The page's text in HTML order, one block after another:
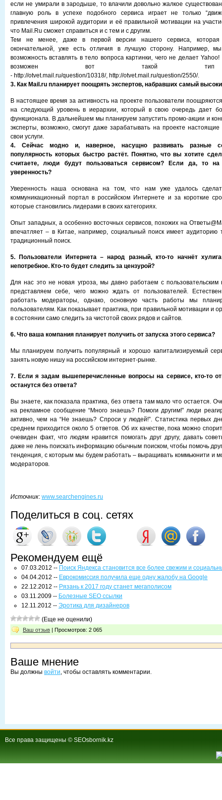
если не умирали в зародыше, то влачили довольно жалкое
главную роль в успехе подобного сервиса играет не только
привлечения широкой аудитории и её правильной мотивации на
что Mail.Ru сможет справиться и с тем и с другим.
Тем не менее, даже в первой версии нашего сервиса, которая
окончательной, уже есть отличия в лучшую сторону. Например,
возможность вставлять в тело вопроса картинки, чего не делает
возможен вот такой тип
- http://otvet.mail.ru/question/10318/, http://otvet.mail.ru/question/2550/.
3. Как Mail.ru планирует поощрять экспертов, набравших самый
В настоящее время за активность на проекте пользователи
на следующий уровень в иерархии, который в свою очередь дает
функционала. В дальнейшем мы планируем запустить промо-акции и
эксперты, возможно, смогут даже зарабатывать на проекте настоящие
свои услуги.
4. Сейчас модно и, наверное, насущно развивать разные
популярность которых быстро растёт. Понятно, что вы хотите
считаете, люди будут пользоваться сервисом? Если да, то
уверенность?
Уверенность наша основана на том, что нам уже удалось
коммуникационный портал в российском Интернете и за короткие
которые становились лидерами в своих категориях.
Опыт западных, а особенно восточных сервисов, похожих на
впечатляет – в Китае, например, социальный поиск имеет аудиторию
традиционный поиск.
5. Пользователи Интернета – народ разный, кто-то начнёт
непотребное. Кто-то будет следить за цензурой?
Для нас это не новая угроза, мы давно работаем с
представляем себе, чего можно ждать от пользователей.
работать модераторы, однако, основную часть работы мы
пользователям. Как показывает практика, при правильной мотивации и
в состоянии само следить за чистотой своих рядов и сайтов.
6. Что ваша компания планирует получить от запуска этого сервиса?
Мы планируем получить популярный и хорошо капитализируемый
занять новую нишу на российском интернет-рынке.
7. Если я задам вышеперечисленные вопросы на сервисе, кто-то
останутся без ответа?
Вы знаете, как показала практика, без ответа там мало что остается.
на рекламное сообщение “Много знаешь? Помоги другим!” люди
активно, чем на “Не знаешь? Спроси у людей!”. Статистика первых
среднем приходится около 5 ответов. Об их качестве, пока можно
очевиден факт, что людям нравится помогать друг другу, давать
даже не лень поискать информацию обычным поиском, чтобы помочь
тенденция, с которым мы будем работать – выращивать коммьюнити и
модераторов.
Источник: www.searchengines.ru
Поделиться в соц. сетях
Рекомендуем ещё
07.03.2012 -- Поиск Яндекса становится все более свежим и
04.04.2012 -- Еврокомиссия получила еще одну жалобу на Google
22.12.2012 -- Рязань к 2017 году станет мегаполисом
03.11.2009 -- Болезные SEO ссылки
12.11.2012 -- Эротика для дизайнеров
(Еще не оценили)
Ваш отзыв | Просмотров: 2 065
Ваше мнение
Вы должны войти, чтобы оставлять комментарии.
Все права защищены © SEOsbornik.kz